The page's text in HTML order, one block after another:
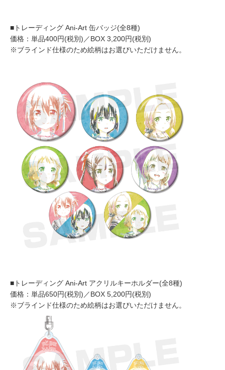
■トレーディング Ani-Art 缶バッジ(全8種)
価格：単品400円(税別)／BOX 3,200円(税別)
※ブラインド仕様のため絵柄はお選びいただけません。
■トレーディング Ani-Art アクリルキーホルダー(全8種)
価格：単品650円(税別)／BOX 5,200円(税別)
※ブラインド仕様のため絵柄はお選びいただけません。